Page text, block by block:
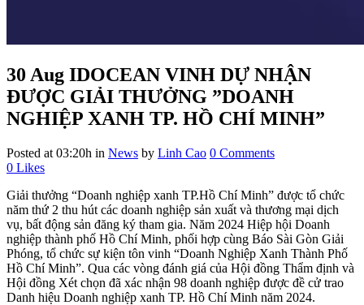
30 Aug IDOCEAN VINH DỰ NHẬN
ĐƯỢC GIẢI THƯỞNG ”DOANH
NGHIỆP XANH TP. HỒ CHÍ MINH”
Posted at 03:20h in News by Linh Cao 0 Comments
0 Likes
Giải thưởng “Doanh nghiệp xanh TP.Hồ Chí Minh” được tổ chức
năm thứ 2 thu hút các doanh nghiệp sản xuất và thương mại dịch
vụ, bất động sản đăng ký tham gia. Năm 2024 Hiệp hội Doanh
nghiệp thành phố Hồ Chí Minh, phối hợp cùng Báo Sài Gòn Giải
Phóng, tổ chức sự kiện tôn vinh “Doanh Nghiệp Xanh Thành Phố
Hồ Chí Minh”. Qua các vòng đánh giá của Hội đồng Thẩm định và
Hội đồng Xét chọn đã xác nhận 98 doanh nghiệp được đề cử trao
Danh hiệu Doanh nghiệp xanh TP. Hồ Chí Minh năm 2024.